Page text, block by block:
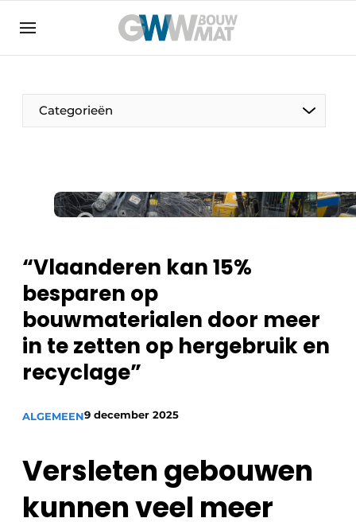
Bedrijven
Contact
Home
Nieuwsbrief
Podcasts
Privacy / Cookie statement
Vacature aanmelden
Vacatures
Categorieën
“Vlaanderen kan 15%
besparen op
bouwmaterialen door meer
in te zetten op hergebruik en
recyclage”
ALGEMEEN9 december 2025
Versleten gebouwen
kunnen veel meer